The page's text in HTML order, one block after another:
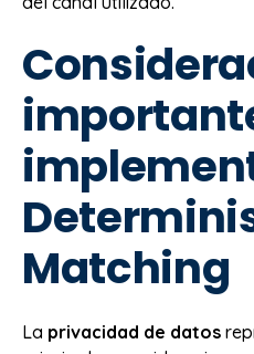
Matching
La privacidad de datos